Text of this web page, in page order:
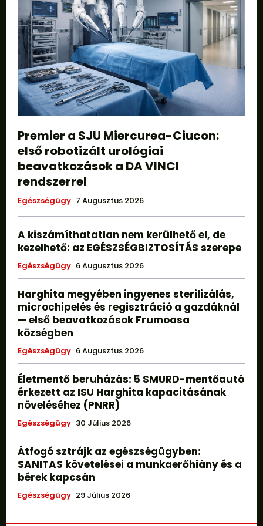
Premier a SJU Miercurea-Ciucon:
első robotizált urológiai
beavatkozások a DA VINCI
rendszerrel
Egészségügy 7 Augusztus 2026
A kiszámíthatatlan nem kerülhető el, de
kezelhető: az EGÉSZSÉGBIZTOSÍTÁS szerepe
Egészségügy 6 Augusztus 2026
Harghita megyében ingyenes sterilizálás,
microchipelés és regisztráció a gazdáknál
— első beavatkozások Frumoasa
községben
Egészségügy 6 Augusztus 2026
Életmentő beruházás: 5 SMURD-mentőautó
érkezett az ISU Harghita kapacitásának
növeléséhez (PNRR)
Egészségügy 30 Július 2026
Átfogó sztrájk az egészségügyben:
SANITAS követelései a munkaerőhiány és a
bérek kapcsán
Egészségügy 29 Július 2026